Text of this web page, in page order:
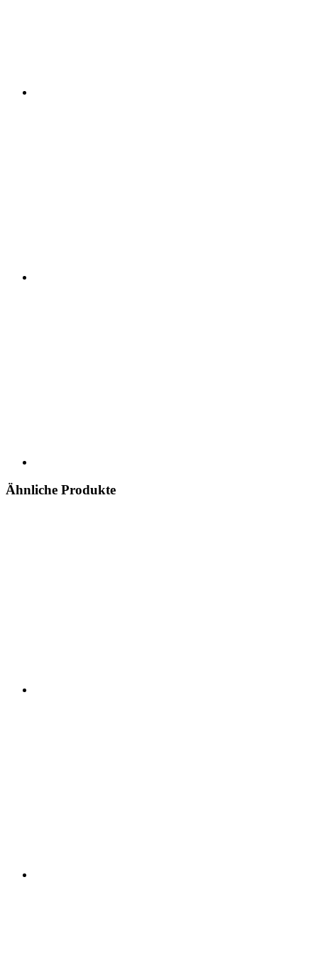
Ähnliche Produkte